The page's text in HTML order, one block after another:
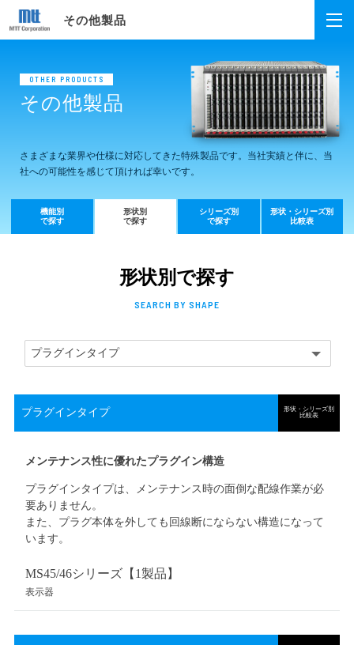
その他製品
OTHER PRODUCTS
その他製品
さまざまな業界や仕様に対応してきた特殊製品です。 当社実績と伴に、当
社への可能性を感じて頂ければ幸いです。
機能別
で探す
形状別
で探す
シリーズ別
で探す
形状・シリーズ別
比較表
形状別で探す
SEARCH BY SHAPE
プラグインタイプ
形状・シリーズ別
比較表
メンテナンス性に優れたプラグイン構造
プラグインタイプは、メンテナンス時の面倒な配線作業が必
要ありません。
また、プラグ本体を外しても回線断にならない構造になって
います。
MS45/46シリーズ【1製品 】
表示器